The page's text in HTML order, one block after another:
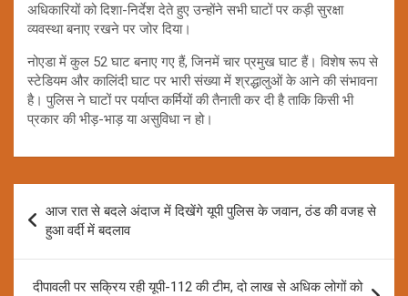
अधिकारियों को दिशा-निर्देश देते हुए उन्होंने सभी घाटों पर कड़ी सुरक्षा
व्यवस्था बनाए रखने पर जोर दिया।
नोएडा में कुल 52 घाट बनाए गए हैं, जिनमें चार प्रमुख घाट हैं। विशेष रूप से
स्टेडियम और कालिंदी घाट पर भारी संख्या में श्रद्धालुओं के आने की संभावना
है। पुलिस ने घाटों पर पर्याप्त कर्मियों की तैनाती कर दी है ताकि किसी भी
प्रकार की भीड़-भाड़ या असुविधा न हो।
navigation
आज रात से बदले अंदाज में दिखेंगे यूपी पुलिस के जवान, ठंड की वजह से
हुआ वर्दी में बदलाव
दीपावली पर सक्रिय रही यूपी-112 की टीम, दो लाख से अधिक लोगों को